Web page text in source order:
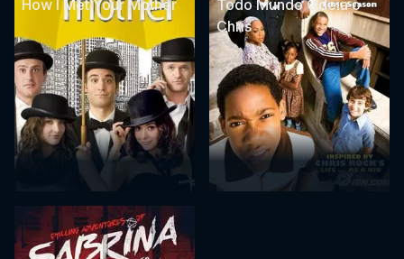
How I Met Your Mother
Todo Mundo Odeia o
Chris